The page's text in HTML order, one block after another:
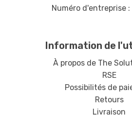
Numéro d'entreprise :
Information de
À propos de The
RSE
Possibilités de
Retours
Livraison